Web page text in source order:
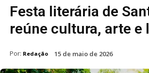
Festa literária de
reúne cultura, arte e
Por: Redação 15 de maio de 2026